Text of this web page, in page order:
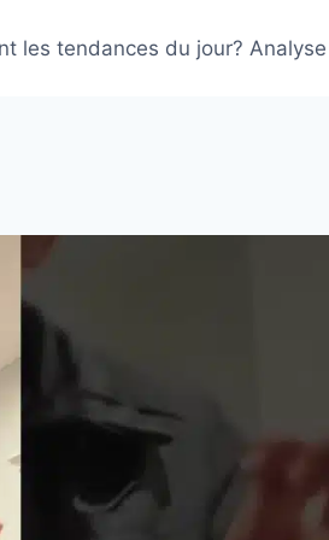
les tendances du jour?